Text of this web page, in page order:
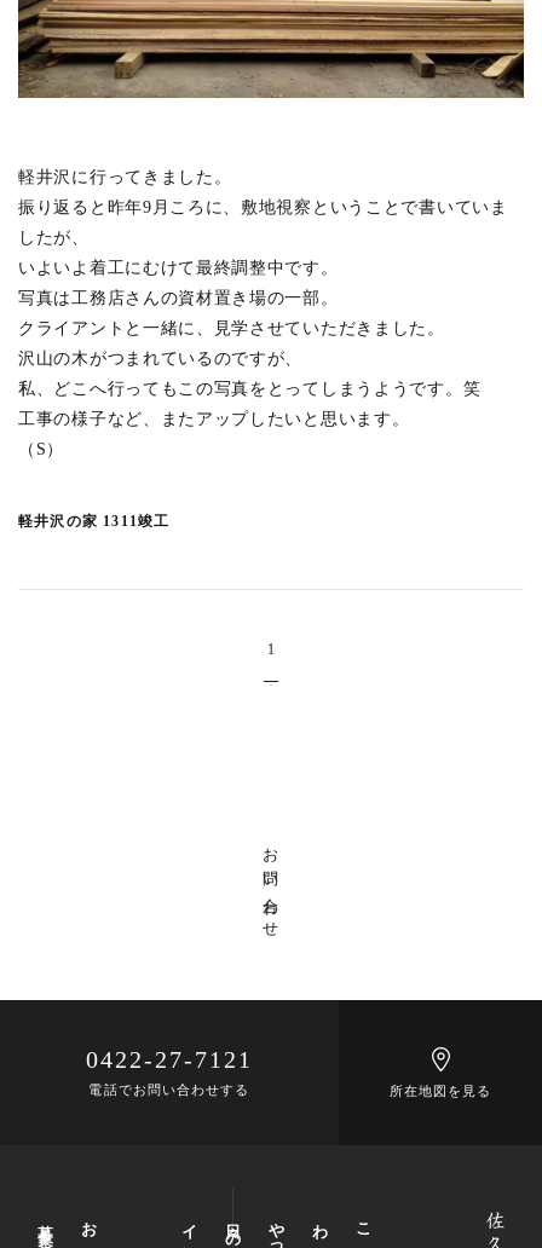
軽井沢に行ってきました。
振り返ると昨年9月ころに、敷地視察ということで書いていま
したが、
いよいよ着工にむけて最終調整中です。
写真は工務店さんの資材置き場の一部。
クライアントと一緒に、見学させていただきました。
沢山の木がつまれているのですが、
私、どこへ行ってもこの写真をとってしまうようです。笑
工事の様子など、またアップしたいと思います。
（S）
軽井沢の家 1311竣工
1
お問い合わせ
募集と採用
0422-27-7121
電話でお問い合わせする 所在地図を見る